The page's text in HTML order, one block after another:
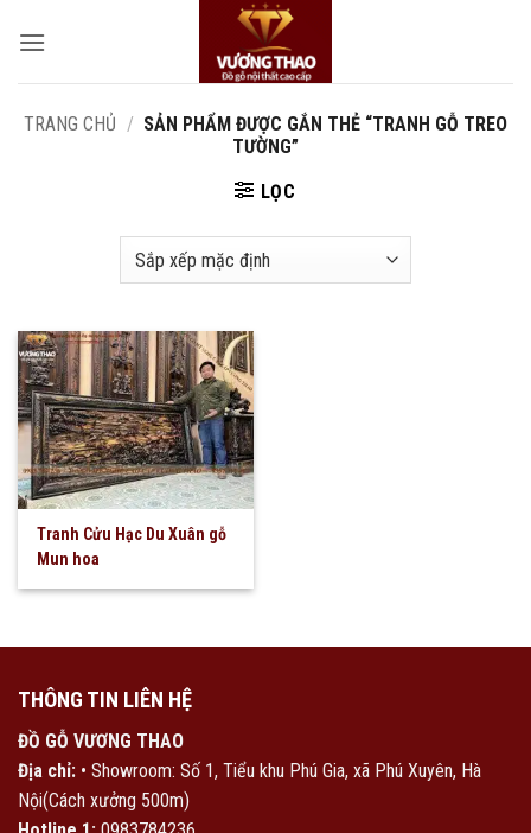
qua
TRANG CHỦ / SẢN PHẨM ĐƯỢC GẮN THẺ “TRANH GỖ TREO
TƯỜNG”
LỌC
Tranh Cửu Hạc Du Xuân gỗ
Mun hoa
THÔNG TIN LIÊN HỆ
ĐỒ GỖ VƯƠNG THAO
Địa chỉ: • Showroom: Số 1, Tiểu khu Phú Gia, xã Phú Xuyên, Hà
Nội(Cách xưởng 500m)